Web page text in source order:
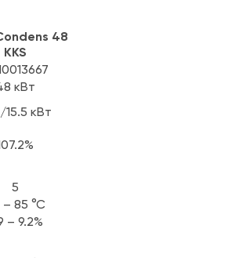
48
KKS
кВт
15.5 кВт
5
– 85 °С
– 9.2%